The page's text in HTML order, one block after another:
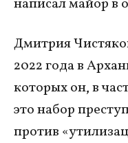
написал майор в
Дмитрия
2022 года в
которых он, в
это набор
против